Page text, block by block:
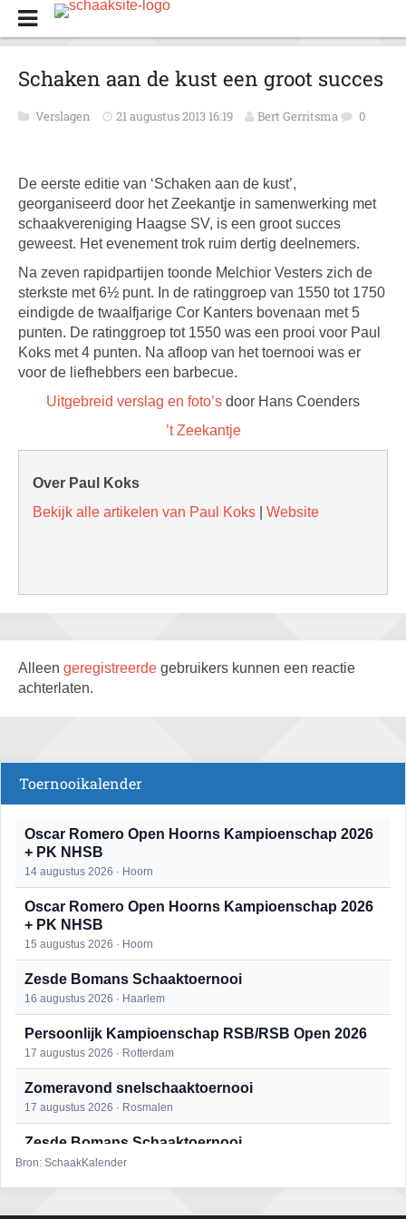
Schaken aan de kust een groot succes
Verslagen 21 augustus 2013 16:19 Bert Gerritsma 0
De eerste editie van ‘Schaken aan de kust’,
georganiseerd door het Zeekantje in samenwerking met
schaakvereniging Haagse SV, is een groot succes
geweest. Het evenement trok ruim dertig deelnemers.
Na zeven rapidpartijen toonde Melchior Vesters zich de
sterkste met 6½ punt. In de ratinggroep van 1550 tot 1750
eindigde de twaalfjarige Cor Kanters bovenaan met 5
punten. De ratinggroep tot 1550 was een prooi voor Paul
Koks met 4 punten. Na afloop van het toernooi was er
voor de liefhebbers een barbecue.
Uitgebreid verslag en foto’s door Hans Coenders
’t Zeekantje
Over Paul Koks
Bekijk alle artikelen van Paul Koks
Website
Alleen geregistreerde gebruikers kunnen een reactie
achterlaten.
Toernooikalender
Oscar Romero Open Hoorns Kampioenschap 2026
+ PK NHSB
14 augustus 2026 · Hoorn
Oscar Romero Open Hoorns Kampioenschap 2026
+ PK NHSB
15 augustus 2026 · Hoorn
Zesde Bomans Schaaktoernooi
16 augustus 2026 · Haarlem
Persoonlijk Kampioenschap RSB/RSB Open 2026
17 augustus 2026 · Rotterdam
Zomeravond snelschaaktoernooi
17 augustus 2026 · Rosmalen
Zesde Bomans Schaaktoernooi
17 augustus 2026 · Haarlem
18 augustus 2026 · Rosmalen
Bron: SchaakKalender